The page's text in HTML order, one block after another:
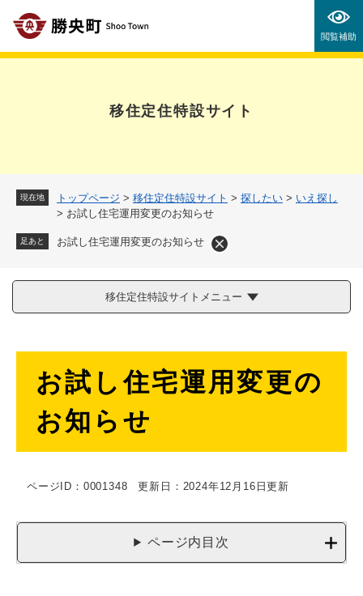
の
閲覧補助
移住定住特設サイト
現在地 トップページ > 移住定住特設サイト > 探したい > いえ探し
> お試し住宅運用変更のお知らせ
足あと お試し住宅運用変更のお知らせ
移住定住特設サイトメニュー
お試し住宅運用変更の
お知らせ
ページID：0001348 更新日：2024年12月16日更新
ページ内目次